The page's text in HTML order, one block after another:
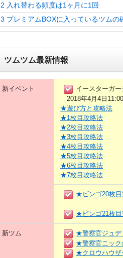
2 入れ替わる頻度は1ヶ月に1回
3 プレミアムBOXに入っているツムの
ツムツム最新情報
新イベント
イースターガー
2018年4月4日
★遊び方と攻略法
★1枚目攻略法
★2枚目攻略法
★3枚目攻略法
★4枚目攻略法
★5枚目攻略法
★6枚目攻略法
★7枚目攻略法
★ビンゴ20枚
★ビンゴ21枚
新ツム
★警察官ジュデ
★警察官ニック
★クロウハウザ